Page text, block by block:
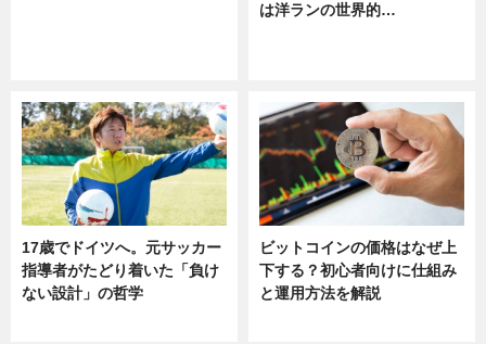
は洋ランの世界的…
17歳でドイツへ。元サッカー
指導者がたどり着いた「負け
ない設計」の哲学
ビットコインの価格はなぜ上
下する？初心者向けに仕組み
と運用方法を解説